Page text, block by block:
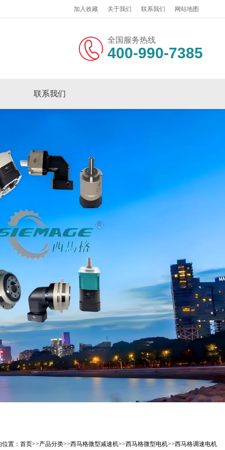
加入收藏 关于我们 联系我们 网站地图
全国服务热线
400-990-7385
联系我们
置： 首页>>产品分类>>西马格微型减速机>>西马格微型电机>>西马格调速电机